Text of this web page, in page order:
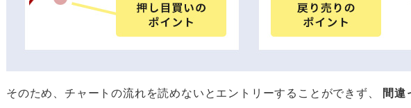
そのため、チャートの流れを読めないとエントリーすることができず、 間違